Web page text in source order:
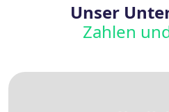
Unser
Zahlen